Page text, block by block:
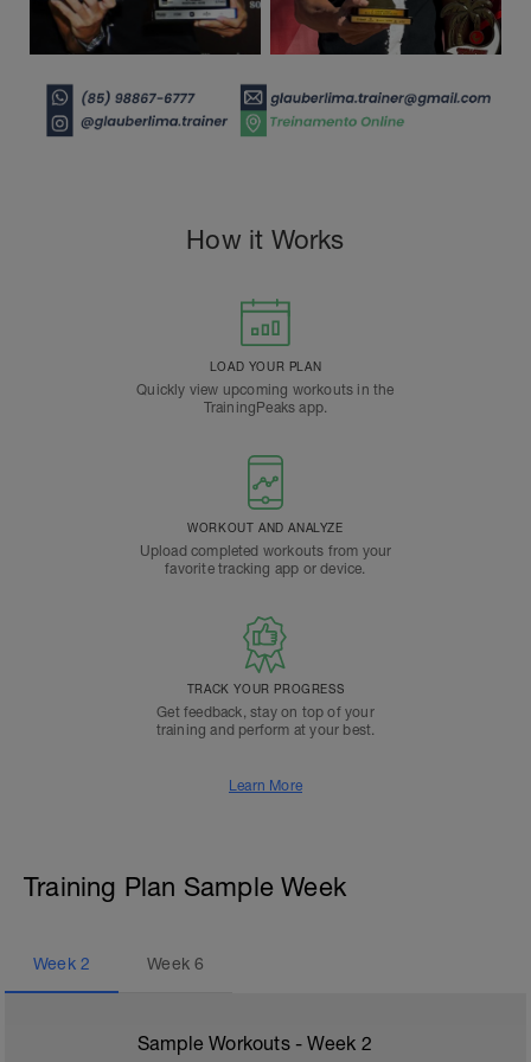
How it Works
LOAD YOUR PLAN
Quickly view upcoming workouts in the
TrainingPeaks app.
WORKOUT AND ANALYZE
Upload completed workouts from your
favorite tracking app or device.
TRACK YOUR PROGRESS
Get feedback, stay on top of your
training and perform at your best.
Learn More
Training Plan Sample Week
Week 2 Week6
Sample Workouts - Week 2